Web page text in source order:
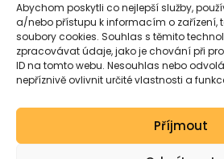
Abychom poskytli co nejlepší služby,
a/nebo přístupu k informacím o zařízení,
soubory cookies. Souhlas s těmito
zpracovávat údaje, jako je chování při
ID na tomto webu. Nesouhlas nebo
nepříznivě ovlivnit určité vlastnosti a
Příjmout